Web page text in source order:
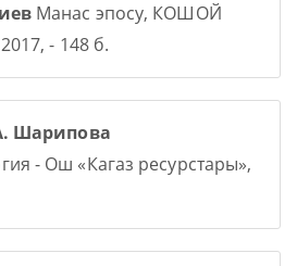
Манас эпосу, КОШОЙ
- 148 б.
Шарипова
- Ош «Кагаз ресурстары»,